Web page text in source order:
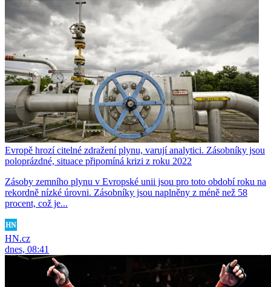
Evropě hrozí citelné zdražení plynu, varují analytici. Zásobníky jsou
poloprázdné, situace připomíná krizi z roku 2022
Zásoby zemního plynu v Evropské unii jsou pro toto období roku na
rekordně nízké úrovni. Zásobníky jsou naplněny z méně než 58
procent, což je...
HN.cz
dnes, 08:41